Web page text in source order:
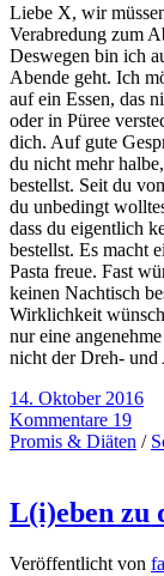
Liebe X, wir
Verabredung zum
Deswegen bin ich
Abende geht. Ich
auf ein Essen, das
oder in Püree
dich. Auf gute
du nicht mehr
bestellst. Seit du
du unbedingt
dass du eigentlich
bestellst. Es macht
Pasta freue. Fast
keinen Nachtisch
Wirklichkeit
nur eine
nicht der Dreh-
14. Oktober 2016
Kommentare 19
Promis & Diäten /
L(i)eben zu
Veröffentlicht von